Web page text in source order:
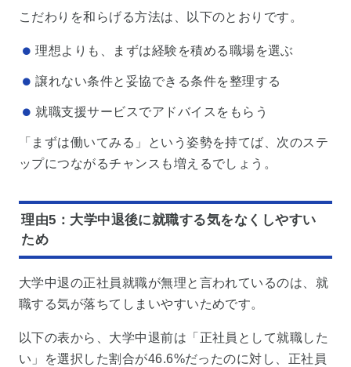
こだわりを和らげる方法は、以下のとおりです。
理想よりも、まずは経験を積める職場を選ぶ
譲れない条件と妥協できる条件を整理する
就職支援サービスでアドバイスをもらう
「まずは働いてみる」という姿勢を持てば、次のステ
ップにつながるチャンスも増えるでしょう。
理由5：大学中退後に就職する気をなくしやすい
ため
大学中退の正社員就職が無理と言われているのは、就
職する気が落ちてしまいやすいためです。
以下の表から、大学中退前は「正社員として就職した
い」を選択した割合が46.6%だったのに対し、正社員